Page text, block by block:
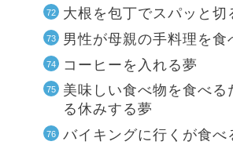
大根を包丁でスパッと切
男性が母親の手料理を食
コーヒーを入れる夢
美味しい食べ物を食べる
る休みする夢
バイキングに行くが食べ